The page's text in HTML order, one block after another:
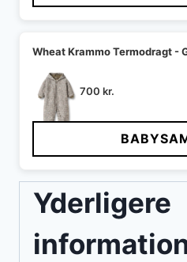
Wheat Krammo Termodragt -
700 kr.
Yderligere